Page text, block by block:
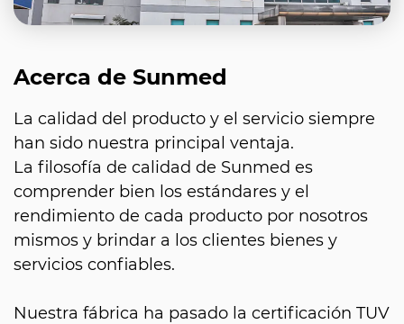
Acerca de Sunmed
La calidad del producto y el servicio siempre
han sido nuestra principal ventaja.
La filosofía de calidad de Sunmed es
comprender bien los estándares y el
rendimiento de cada producto por nosotros
mismos y brindar a los clientes bienes y
servicios confiables.
Nuestra fábrica ha pasado la certificación TUV